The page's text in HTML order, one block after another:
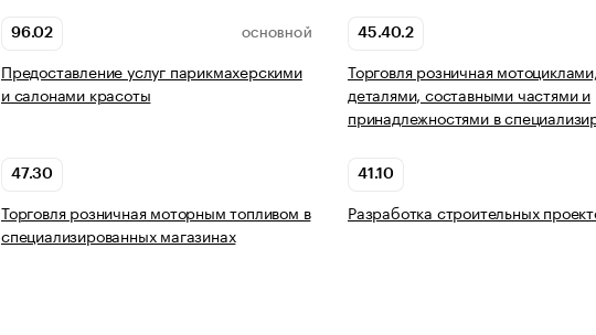
96.02 ОСНОВНОЙ
Предоставление услуг парикмахерскими
и салонами красоты
45.40.2
Торговля розничная
деталями, составными частями и
принадлежностями в
47.30
Торговля розничная моторным топливом в
специализированных магазинах
41.10
Разработка строительных